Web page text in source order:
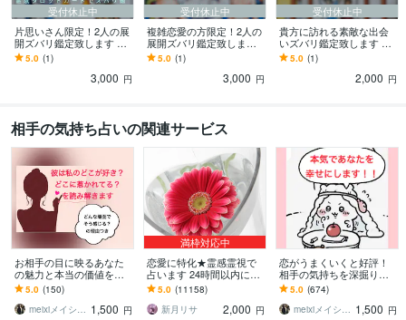
受付休止中
片思いさん限定！2人の展
開ズバリ鑑定致します お
相手様の気持ち 両思い
は可能なの？ 付き合う
5.0 (1)
3,000 円
受付休止中
複雑恋愛の方限定！2人の
展開ズバリ鑑定致します
お相手様の気持ち 2人の
近未来など詳細にお伝え
5.0 (1)
3,000 円
受付休止中
貴方に訪れる素敵な出会
いズバリ鑑定致します お
相手の性格、特徴、出会
う時期、場所詳細にお伝
5.0 (1)
2,000 円
相手の気持ち占いの関連サービス
お相手の目に映るあなた
の魅力と本当の価値を視
ます 私のどこに惹かれて
る？同僚・ご友人も◎タ
ロットで深掘りします
5.0 (150)
meixiメイシー☆幸せ引き寄せる占い師 1,500 円
満枠対応中
恋愛に特化★霊感霊視で
占います 24時間以内に返
信、スピリチュアル鑑定
5.0 (11158)
新月リサ
2,000 円
恋がうまくいくと好評！
相手の気持ちを深掘りし
ます 不倫・復縁◎。霊感
タロットで潜在意識まで
迅速丁寧に鑑定します
5.0 (674)
meixiメイシー☆幸せ引き寄せる占い師 1,500 円